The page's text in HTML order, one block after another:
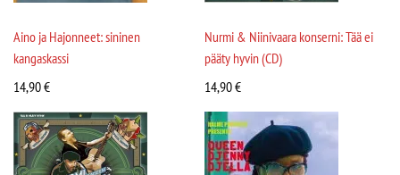
Aino ja Hajonneet: sininen
kangaskassi
14,90€
Nurmi & Niinivaara konserni: Tää ei
pääty hyvin (CD)
14,90€